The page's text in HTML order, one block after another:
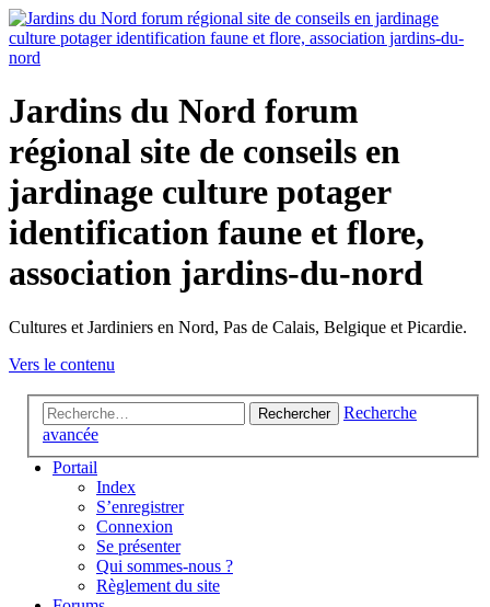
Jardins du Nord forum
régional site de conseils en
jardinage culture potager
identification faune et flore,
association jardins-du-nord
Cultures et Jardiniers en Nord, Pas de Calais, Belgique et Picardie.
Vers le contenu
Rechercher
Recherche
avancée
Portail
Index
S’enregistrer
Connexion
Se présenter
Qui sommes-nous ?
Règlement du site